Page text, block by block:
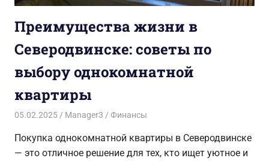
Преимущества жизни в
Северодвинске: советы по
выбору однокомнатной
квартиры
05.02.2025 Manager3 Финансы
Покупка однокомнатной квартиры в Северодвинске
— это отличное решение для тех, кто ищет уютное и